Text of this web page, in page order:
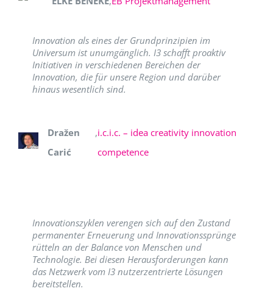
Innovation als eines der Grundprinzipien im
Universum ist unumgänglich. I3 schafft proaktiv
Initiativen in verschiedenen Bereichen der
Innovation, die für unsere Region und darüber
hinaus wesentlich sind.
Dražen
Carić
,i.c.i.c. – idea creativity innovation
competence
Innovationszyklen verengen sich auf den Zustand
permanenter Erneuerung und Innovationssprünge
rütteln an der Balance von Menschen und
Technologie. Bei diesen Herausforderungen kann
das Netzwerk vom I3 nutzerzentrierte Lösungen
bereitstellen.